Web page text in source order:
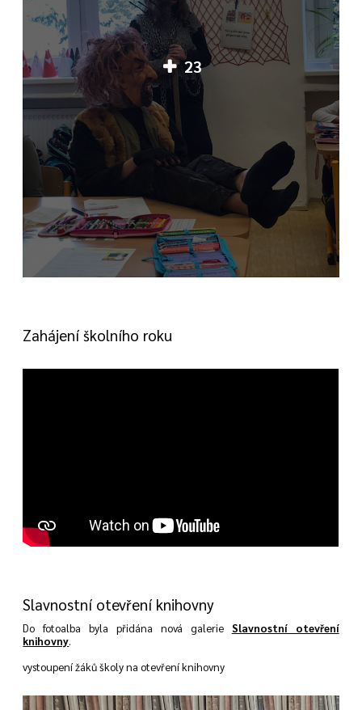
23
Zahájení školního roku
Slavnostní otevření knihovny
Do fotoalba byla přidána nová galerie Slavnostní otevření
knihovny.
vystoupení žáků školy na otevření knihovny